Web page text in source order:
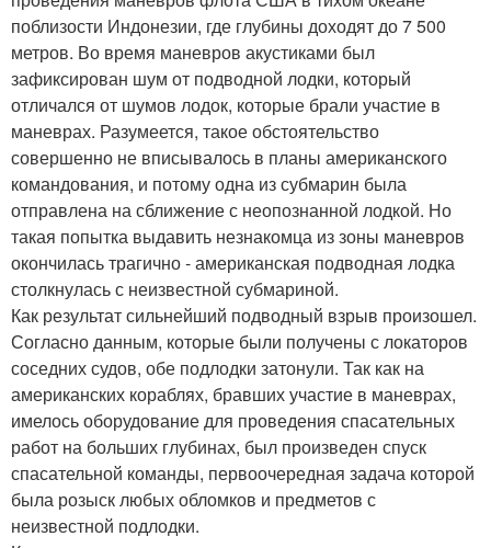
поблизости Индонезии, где глубины доходят до 7 500
метров. Во время маневров акустиками был
зафиксирован шум от подводной лодки, который
отличался от шумов лодок, которые брали участие в
маневрах. Разумеется, такое обстоятельство
совершенно не вписывалось в планы американского
командования, и потому одна из субмарин была
отправлена на сближение с неопознанной лодкой. Но
такая попытка выдавить незнакомца из зоны маневров
окончилась трагично - американская подводная лодка
столкнулась с неизвестной субмариной.
Как результат сильнейший подводный взрыв произошел.
Согласно данным, которые были получены с локаторов
соседних судов, обе подлодки затонули. Так как на
американских кораблях, бравших участие в маневрах,
имелось оборудование для проведения спасательных
работ на больших глубинах, был произведен спуск
спасательной команды, первоочередная задача которой
была розыск любых обломков и предметов с
неизвестной подлодки.